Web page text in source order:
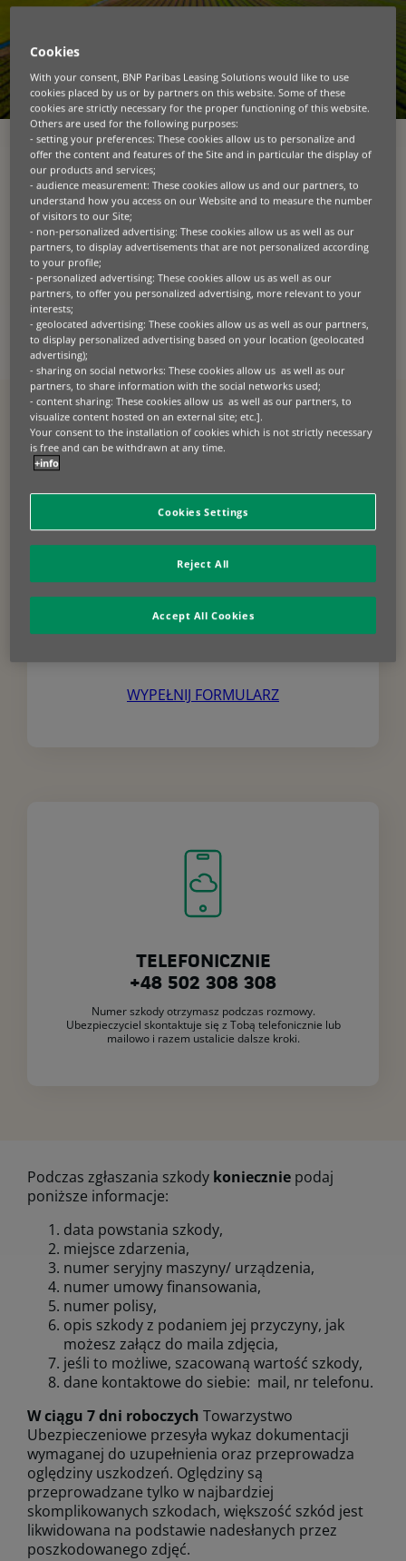
LIKWIDACJA SZKÓD AGRO
WARTA
Pamiętaj!
Zgłoszenie szkody do Towarzystwa powinno
nastąpić niezwłocznie i nie później niż w
dni od zdarzenia.
Jeśli posiadasz polisę w Warcie, szkodę możesz
zgłosić korzystając z formularza online lub
telefonicznie.
FORMULARZ ONLINE
Numer szkody otrzymasz po tym jak uzupełnisz i wyślesz
formularz do Warta. Ubezpieczyciel skontaktuje się z Tobą
WYPEŁNIJ FORMULARZ
TELEFONICZNIE
+48 502 308 308
Numer szkody otrzymasz podczas rozmowy.
Ubezpieczyciel skontaktuje się z Tobą telefonicznie lub
mailowo i razem ustalicie dalsze kroki.
Podczas zgłaszania szkody koniecznie podaj
poniższe informacje:
data powstania szkody,
miejsce zdarzenia,
numer seryjny maszyny/ urządzenia,
numer umowy finansowania,
numer polisy,
opis szkody z podaniem jej przyczyny, jak
możesz załącz do maila zdjęcia,
jeśli to możliwe, szacowaną wartość szkody,
dane kontaktowe do siebie: mail, nr telefonu.
Wciągu 7 dni roboczych Towarzystwo
Ubezpieczeniowe przesyła wykaz dokumentacji
wymaganej do uzupełnienia oraz przeprowadza
oględziny uszkodzeń. Oględziny są
przeprowadzane tylko w najbardziej
skomplikowanych szkodach, większość szkód jest
likwidowana na podstawie nadesłanych przez
poszkodowanego zdjęć.
Cookies
With your consent, BNP Paribas Leasing Solutions would like to use
cookies placed by us or by partners on this website. Some of these
cookies are strictly necessary for the proper functioning of this website.
Others are used for the following purposes:
- setting your preferences: These cookies allow us to personalize and
offer the content and features of the Site and in particular the display of
our products and services;
- audience measurement: These cookies allow us and our partners, to
understand how you access on our Website and to measure the number
of visitors to our Site;
- non-personalized advertising: These cookies allow us as well as our
partners, to display advertisements that are not personalized according
to your profile;
- personalized advertising: These cookies allow us as well as our
partners, to offer you personalized advertising, more relevant to your
interests;
- geolocated advertising: These cookies allow us as well as our partners,
to display personalized advertising based on your location (geolocated
advertising);
- sharing on social networks: These cookies allow us as well as our
partners, to share information with the social networks used;
- content sharing: These cookies allow us as well as our partners, to
visualize content hosted on an external site; etc.].
Your consent to the installation of cookies which is not strictly necessary
is free and can be withdrawn at any time.
+info
Cookies Settings
Reject All
Accept All Cookies